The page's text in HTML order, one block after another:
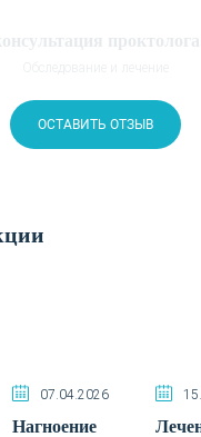
проктолога
ОСТАВИТЬ ОТЗЫВ
07.04.2026
Нагноение